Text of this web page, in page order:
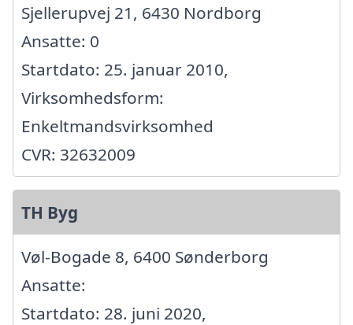
Sjellerupvej 21, 6430 Nordborg
Ansatte: 0
Startdato: 25. januar 2010,
Virksomhedsform:
Enkeltmandsvirksomhed
CVR: 32632009
TH Byg
Vøl-Bogade 8, 6400 Sønderborg
Ansatte:
Startdato: 28. juni 2020,